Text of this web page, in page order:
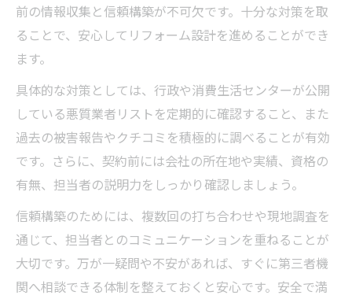
前の情報収集と信頼構築が不可欠です。十分な対策を取
ることで、安心してリフォーム設計を進めることができ
ます。
具体的な対策としては、行政や消費生活センターが公開
している悪質業者リストを定期的に確認すること、また
過去の被害報告やクチコミを積極的に調べることが有効
です。さらに、契約前には会社の所在地や実績、資格の
有無、担当者の説明力をしっかり確認しましょう。
信頼構築のためには、複数回の打ち合わせや現地調査を
通じて、担当者とのコミュニケーションを重ねることが
大切です。万が一疑問や不安があれば、すぐに第三者機
関へ相談できる体制を整えておくと安心です。安全で満